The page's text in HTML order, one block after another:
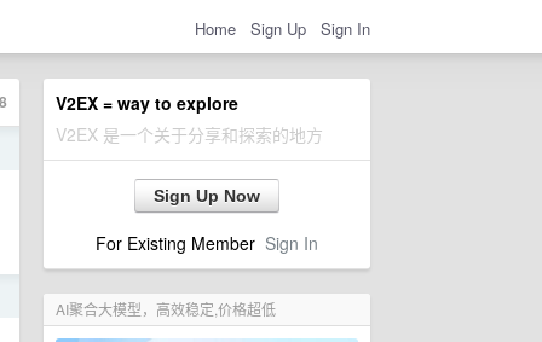
Home Sign Up Sign In
V2EX = way to explore
V2EX 是一个关于分享和探索的地方
Sign Up Now
For Existing Member Sign In
AI聚合大模型，高效稳定,价格超低